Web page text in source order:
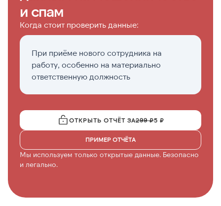
и спам
Когда стоит проверить данные:
При приёме нового сотрудника на
работу, особенно на материально
ответственную должность
ОТКРЫТЬ ОТЧЁТ ЗА299 ₽5 ₽
ПРИМЕР ОТЧЁТА
Мы используем только открытые данные. Безопасно
и легально.